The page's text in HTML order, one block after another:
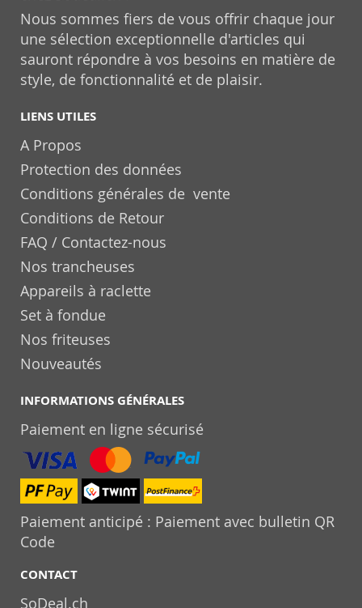
Nous sommes fiers de vous offrir chaque jour
une sélection exceptionnelle d'articles qui
sauront répondre à vos besoins en matière de
style, de fonctionnalité et de plaisir.
LIENS UTILES
A Propos
Protection des données
Conditions générales de vente
Conditions de Retour
FAQ / Contactez-nous
Nos trancheuses
Appareils à raclette
Set à fondue
Nos friteuses
Nouveautés
INFORMATIONS GÉNÉRALES
Paiement en ligne sécurisé
Paiement anticipé : Paiement avec bulletin QR
Code
CONTACT
SoDeal.ch